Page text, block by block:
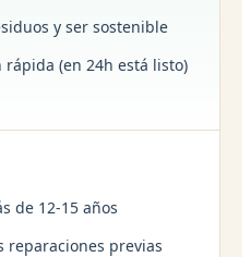
y ser sostenible
rápida (en 24h está listo)
de 12-15 años
reparaciones previas